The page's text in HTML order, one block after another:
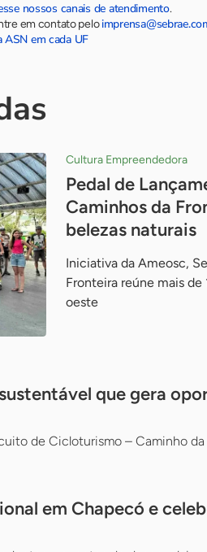
nossos canais de atendimento.
em contato pelo
ASN em cada UF
Cultura Empreendedora
Pedal de
Caminhos da
belezas naturais
Iniciativa da Ameosc,
Fronteira reúne mais
oeste
que gera
de Cicloturismo – Caminho
em Chapecó e